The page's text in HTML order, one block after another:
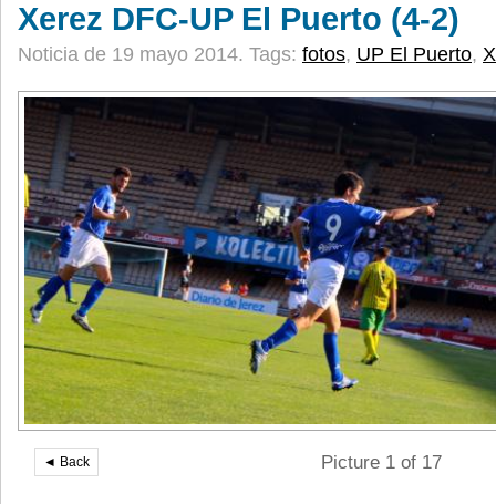
Xerez DFC-UP El Puerto (4-2)
Noticia de 19 mayo 2014. Tags: fotos, UP El Puerto,
◄ Back Picture 1 of 17